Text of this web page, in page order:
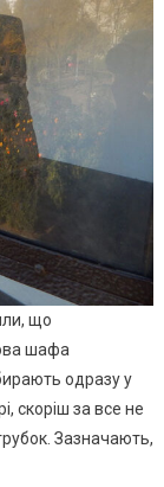
що
шафа
одразу у
скоріш за все не
Зазначають,